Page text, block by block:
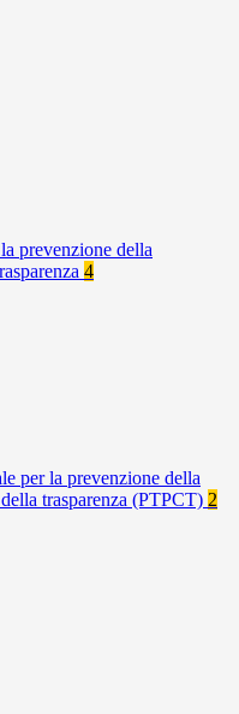
prevenzione della
4
per la prevenzione della
trasparenza (PTPCT) 2